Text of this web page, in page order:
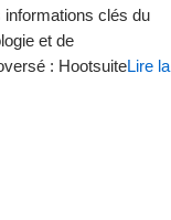
clés du
et de
: HootsuiteLire la